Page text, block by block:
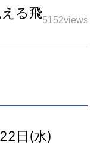
る飛5152views
日(水)